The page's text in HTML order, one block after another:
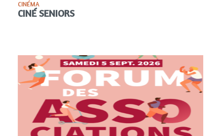
CINÉMA
CINÉ SENIORS